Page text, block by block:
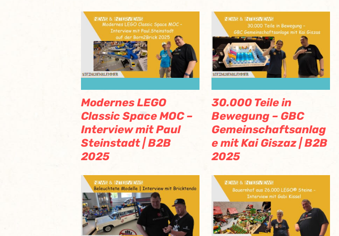
Modernes LEGO
Classic Space MOC –
Interview mit Paul
Steinstadt | B2B
2025
30.000 Teile in
Bewegung – GBC
Gemeinschaftsanlag
e mit Kai Giszaz | B2B
2025